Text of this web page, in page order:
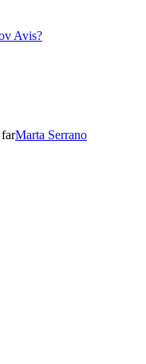
Avis?
Marta Serrano